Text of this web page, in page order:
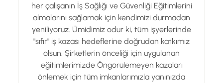
her çalışanın İş Sağlığı ve Güvenliği Eğitimlerini
almalarını sağlamak için kendimizi durmadan
yeniliyoruz. Ümidimiz odur ki, tüm işyerlerinde
"sıfır" iş kazası hedeflerine doğrudan katkımız
olsun. Şirketlerin önceliği için uygulanan
eğitimlerimizde Öngörülemeyen kazaları
önlemek için tüm imkanlarımızla yanınızda